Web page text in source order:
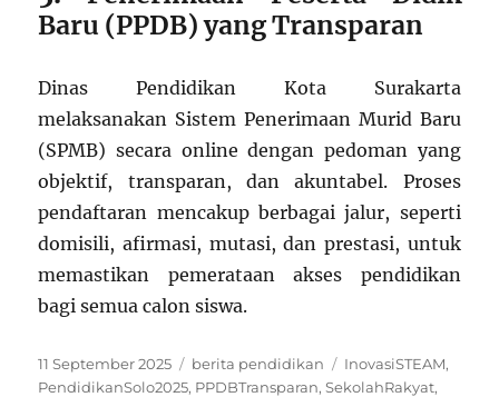
Baru (PPDB) yang Transparan
Dinas Pendidikan Kota Surakarta
melaksanakan Sistem Penerimaan Murid Baru
(SPMB) secara online dengan pedoman yang
objektif, transparan, dan akuntabel. Proses
pendaftaran mencakup berbagai jalur, seperti
domisili, afirmasi, mutasi, dan prestasi, untuk
memastikan pemerataan akses pendidikan
bagi semua calon siswa.
Posted
on
11 September 2025 Categories
berita pendidikan Tags
InovasiSTEAM,
PendidikanSolo2025, PPDBTransparan,SekolahRakyat,